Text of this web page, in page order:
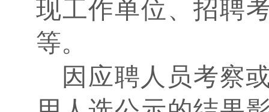
现工作单位、招聘
等。
因应聘人员考察